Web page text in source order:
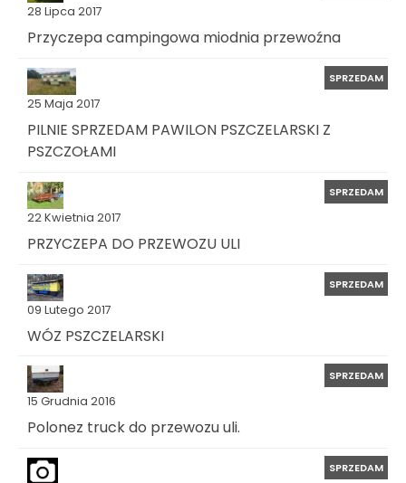
28 Lipca 2017
Przyczepa campingowa miodnia przewoźna
25 Maja 2017
SPRZEDAM
PILNIE SPRZEDAM PAWILON PSZCZELARSKI Z
PSZCZOŁAMI
22 Kwietnia 2017
SPRZEDAM
PRZYCZEPA DO PRZEWOZU ULI
09 Lutego 2017
SPRZEDAM
WÓZ PSZCZELARSKI
15 Grudnia 2016
SPRZEDAM
Polonez truck do przewozu uli.
SPRZEDAM